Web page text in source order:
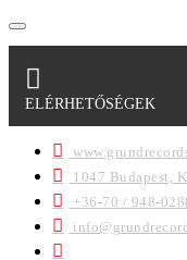
ELÉRHETŐSÉGEK
1047 Budapest,
+36-70 / 948-